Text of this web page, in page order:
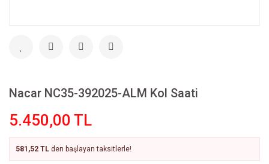
Nacar NC35-392025-ALM Kol Saati
5.450,00 TL
581,52 TL den başlayan taksitlerle!